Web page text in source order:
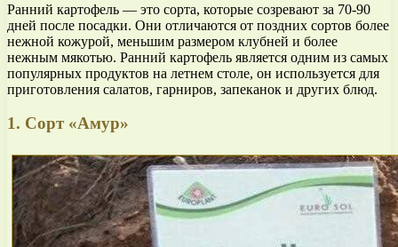
Ранний картофель — это сорта, которые созревают за 70-90
дней после посадки. Они отличаются от поздних сортов более
нежной кожурой, меньшим размером клубней и более
нежным мякотью. Ранний картофель является одним из самых
популярных продуктов на летнем столе, он используется для
приготовления салатов, гарниров, запеканок и других блюд.
1. Сорт «Амур»